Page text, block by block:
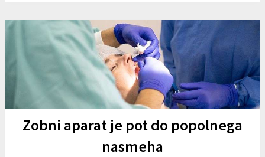
Zobni aparat je pot do popolnega
nasmeha